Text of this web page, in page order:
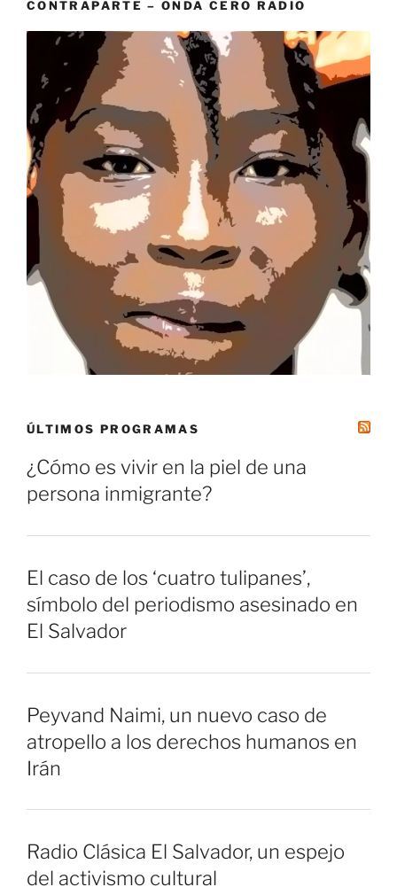
CONTRAPARTE – ONDA CERO RADIO
ÚLTIMOS PROGRAMAS
¿Cómo es vivir en la piel de una
persona inmigrante?
El caso de los ‘cuatro tulipanes’,
símbolo del periodismo asesinado en
El Salvador
Peyvand Naimi, un nuevo caso de
atropello a los derechos humanos en
Irán
Radio Clásica El Salvador, un espejo
del activismo cultural